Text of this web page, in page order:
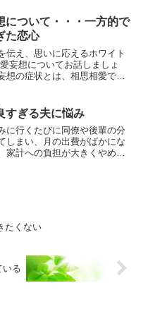
について・・・一方的で
た恋心
伝え、思いに応えるホワイト
妄想についてお話しましょ
想の症状とは、相思相愛でな
魔をされているからと信じ込
実を直視できず...
すぎる夫に悩み
に行くたびに同僚や後輩の分
しまい、月の出費がばかにな
家計への負担が大きくやめて
たくない
いる